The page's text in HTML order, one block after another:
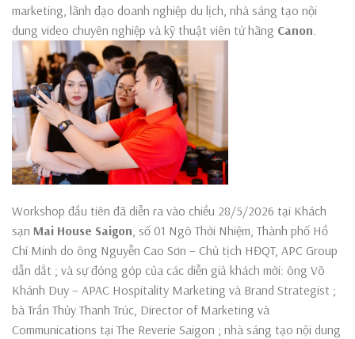
marketing, lãnh đạo doanh nghiệp du lịch, nhà sáng tạo nội
dung video chuyên nghiệp và kỹ thuật viên từ hãng Canon.
Workshop đầu tiên đã diễn ra vào chiều 28/5/2026 tại Khách
sạn Mai House Saigon, số 01 Ngô Thời Nhiệm, Thành phố Hồ
Chí Minh do ông Nguyễn Cao Sơn – Chủ tịch HĐQT, APC Group
dẫn dắt ; và sự đóng góp của các diễn giả khách mời: ông Võ
Khánh Duy – APAC Hospitality Marketing và Brand Strategist ;
bà Trần Thủy Thanh Trúc, Director of Marketing và
Communications tại The Reverie Saigon ; nhà sáng tạo nội dung